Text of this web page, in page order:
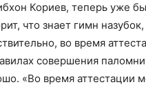
Кориев, теперь уже
что знает гимн
во время
совершения
«Во время аттестации